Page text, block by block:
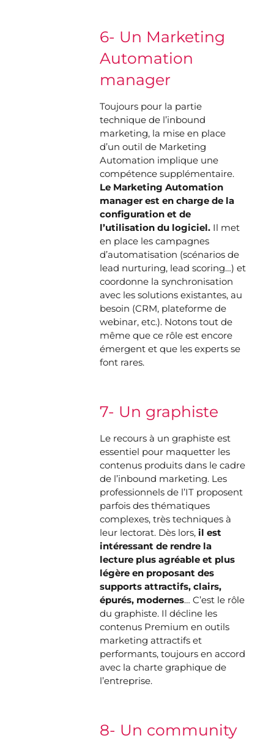
6- Un Marketing
Automation
manager
Toujours pour la partie
technique de l’inbound
marketing, la mise en place
d’un outil de Marketing
Automation implique une
compétence supplémentaire.
Le Marketing Automation
manager est en charge de la
configuration et de
l’utilisation du logiciel. Il met
en place les campagnes
d’automatisation (scénarios de
lead nurturing, lead scoring…) et
coordonne la synchronisation
avec les solutions existantes, au
besoin (CRM, plateforme de
webinar, etc.). Notons tout de
même que ce rôle est encore
émergent et que les experts se
font rares.
7- Un graphiste
Le recours à un graphiste est
essentiel pour maquetter les
contenus produits dans le cadre
de l’inbound marketing. Les
professionnels de l’IT proposent
parfois des thématiques
complexes, très techniques à
leur lectorat. Dès lors,il est
intéressant de rendre la
lecture plus agréable et plus
légère en proposant des
supports attractifs, clairs,
épurés, modernes… C’est le rôle
du graphiste. Il décline les
contenus Premium en outils
marketing attractifs et
performants, toujours en accord
avec la charte graphique de
l’entreprise.
8- Un community